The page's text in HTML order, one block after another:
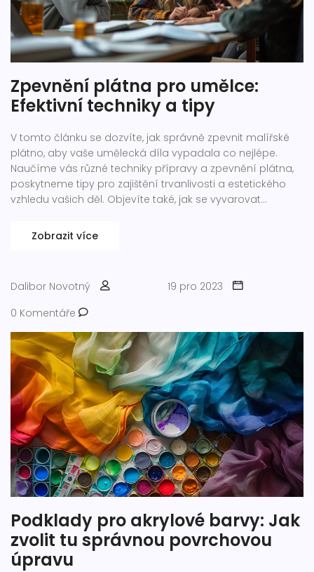
Zpevnění plátna pro umělce:
Efektivní techniky a tipy
V tomto článku se dozvíte, jak správně zpevnit malířské
plátno, aby vaše umělecká díla vypadala co nejlépe.
Naučíme vás různé techniky přípravy a zpevnění plátna,
poskytneme tipy pro zajištění trvanlivosti a estetického
vzhledu vašich děl. Objevíte také, jak se vyvarovat
nejlepší výsledky.
Zobrazit více
Dalibor Novotný
19 pro 2023
0 Komentáře
Podklady pro akrylové barvy: Jak
zvolit tu správnou povrchovou
úpravu